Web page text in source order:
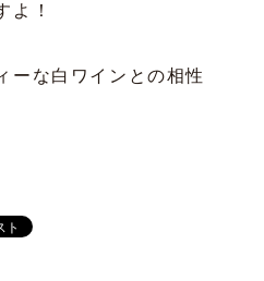
よ！
ーな白ワインとの相性